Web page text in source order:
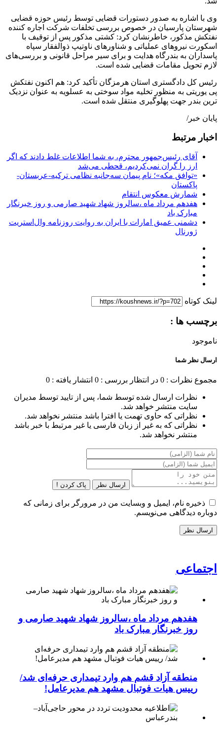
وی با اشاره به صدور دستورات قضایی توسط رئیس حوزه قضایی
شهرستان پارسیان در خصوص بررسی تخلفات شرکت اجاره کننده
نفتکش مذکور، خاطرنشان کرد: کشتی مذکور پس از توقیف با
اسکورت نیروهای عملیاتی و شناورهای ناوتیپ ذوالفقار سپاه
پاسداران به بندرگاه هدایت و برای سیر مراحل قانونی و بررسی‌های
لازم تحویل مقامات قضایی شده است.
رئیس کل دادگستری استان هرمزگان تأکید کرد: هم اکنون نفتکش
پی یوریتی به منظور تخلیه مواد سوختی به عسلویه به عنوان نزدیک
ترین بندر جهت پهلوگیری منتقل شده است.
پایان خبر/
اخبار مرتبط
آقای رئیس‌جمهور محترم، به شما اطلاعات غلط دادند که اگر
ارز را گران نمی‌کردیم، قحطی می‌شد
«توافق مکه»؛ نام پیمان سه‌جانبه نظامی ترکیه-عربستان-
پاکستان
شمارش معکوس انتقام
هفدهم مرداد ماه ،سالروز شهاد شهید صارمی و روز خبرنگار
مبارک باد
دشمنی عمیق امارات با ایران به روایت روزنامه وال‌استریت
ژورنال
لینک کوتاه
برچسب ها :
ناموجود
ارسال نظر شما
مجموع نظرات : 0 در انتظار بررسی : 0 انتشار یافته : 0
نظرات ارسال شده توسط شما، پس از تایید توسط مدیران
سایت منتشر خواهد شد.
نظراتی که حاوی تهمت یا افترا باشد منتشر نخواهد شد.
نظراتی که به غیر از زبان فارسی یا غیر مرتبط با خبر باشد
منتشر نخواهد شد.
ارسال نظر پاک کردن !
ذخیره نام، ایمیل و وبسایت من در مرورگر برای زمانی که
دوباره دیدگاهی می‌نویسم.
اجتماعی
هفدهم مرداد ماه ،سالروز شهاد شهید صارمی و
روز خبرنگار مبارک باد
منطقه آزاد قشم هم وارد تیمداری حرفه‌ای شد/
رییس هیات فوتبال مشهد هم مدیرعامل!